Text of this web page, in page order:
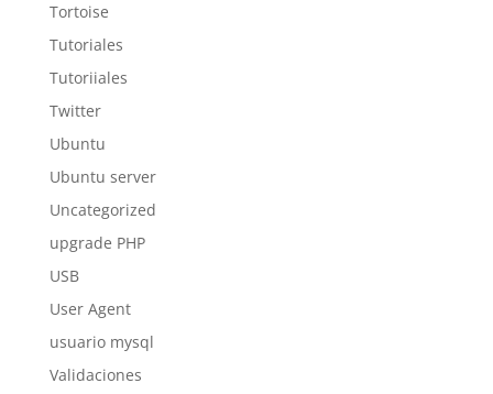
Tortoise
Tutoriales
Tutoriiales
Twitter
Ubuntu
Ubuntu server
Uncategorized
upgrade PHP
USB
User Agent
usuario mysql
Validaciones